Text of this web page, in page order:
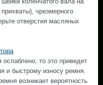
чрезмерного
отверстия масляных
то это приведет
и быстрому износу ремня.
возникает вероятность